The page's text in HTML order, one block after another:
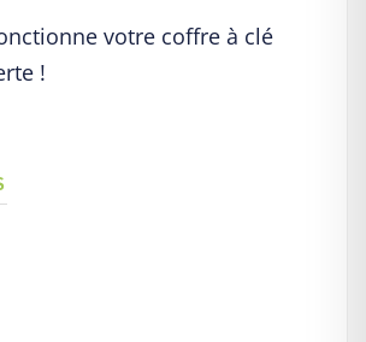
votre coffre à clé
!